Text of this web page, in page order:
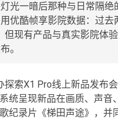
光一暗后那种与日常隔绝
优酷帧享影院数据：过去
现有产品与真实影院体验
。
探索X1 Pro线上新品发布
呈现新品在画质、声音
纪录片《梯田声途》，并